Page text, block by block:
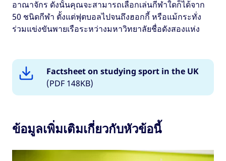
อาณาจักร ดังนั้นคุณจะสามารถเลือกเล่นกีฬาใดก็ได้จาก
50 ชนิดกีฬา ตั้งแต่ฟุตบอลไปจนถึงฮอกกี้ หรือแม้กระทั่ง
ร่วมแข่งขันพายเรือระหว่างมหาวิทยาลัยชื่อดังสองแห่ง
Factsheet on studying sport in the UK
(PDF 148KB)
ข้อมูลเพิ่มเติมเกี่ยวกับหัวข้อนี้